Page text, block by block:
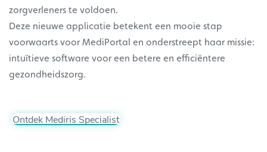
zorgverleners te voldoen.
Deze nieuwe applicatie betekent een mooie stap
voorwaarts voor MediPortal en onderstreept haar missie:
intuïtieve software voor een betere en efficiëntere
gezondheidszorg.
Ontdek Mediris Specialist